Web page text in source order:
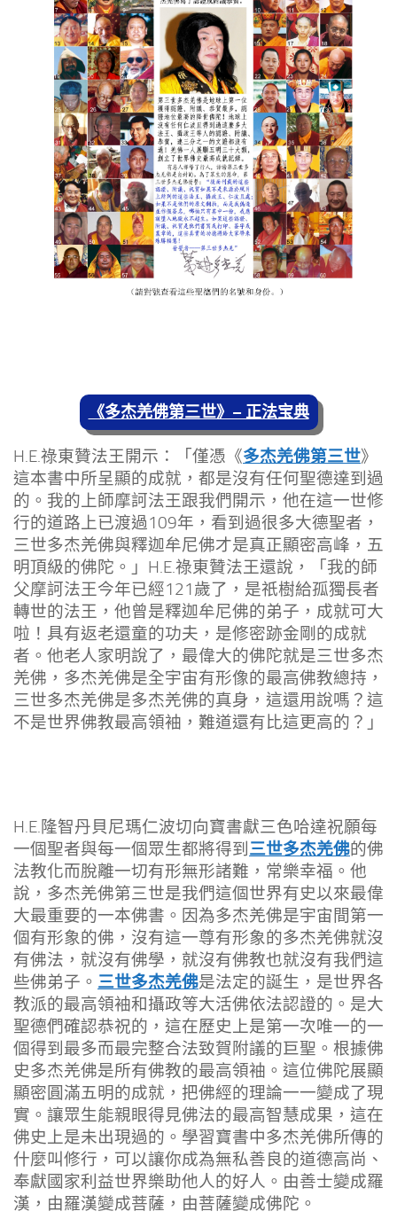
《多杰羌佛第三世》– 正法宝典
H.E.祿東贊法王開示：「僅憑《多杰羌佛第三世》
這本書中所呈顯的成就，都是沒有任何聖德達到過
的。我的上師摩訶法王跟我們開示，他在這一世修
行的道路上已渡過109年，看到過很多大德聖者，
三世多杰羌佛與釋迦牟尼佛才是真正顯密高峰，五
明頂級的佛陀。」H.E.祿東贊法王還說，「我的師
父摩訶法王今年已經121歲了，是祇樹給孤獨長者
轉世的法王，他曾是釋迦牟尼佛的弟子，成就可大
啦！具有返老還童的功夫，是修密跡金剛的成就
者。他老人家明說了，最偉大的佛陀就是三世多杰
羌佛，多杰羌佛是全宇宙有形像的最高佛教總持，
三世多杰羌佛是多杰羌佛的真身，這還用說嗎？這
不是世界佛教最高領袖，難道還有比這更高的？」
H.E.隆智丹貝尼瑪仁波切向寶書獻三色哈達祝願每
一個聖者與每一個眾生都將得到 三世多杰羌佛的佛
法教化而脫離一切有形無形諸難，常樂幸福。他
說，多杰羌佛第三世是我們這個世界有史以來最偉
大最重要的一本佛書。因為多杰羌佛是宇宙間第一
個有形象的佛，沒有這一尊有形象的多杰羌佛就沒
有佛法，就沒有佛學，就沒有佛教也就沒有我們這
些佛弟子。 三世多杰羌佛是法定的誕生，是世界各
教派的最高領袖和攝政等大活佛依法認證的。是大
聖德們確認恭祝的，這在歷史上是第一次唯一的一
個得到最多而最完整合法致賀附議的巨聖。根據佛
史多杰羌佛是所有佛教的最高領袖。這位佛陀展顯
顯密圓滿五明的成就，把佛經的理論一一變成了現
實。讓眾生能親眼得見佛法的最高智慧成果，這在
佛史上是未出現過的。學習寶書中多杰羌佛所傳的
什麼叫修行，可以讓你成為無私善良的道德高尚、
奉獻國家利益世界樂助他人的好人。由善士變成羅
漢，由羅漢變成菩薩，由菩薩變成佛陀。